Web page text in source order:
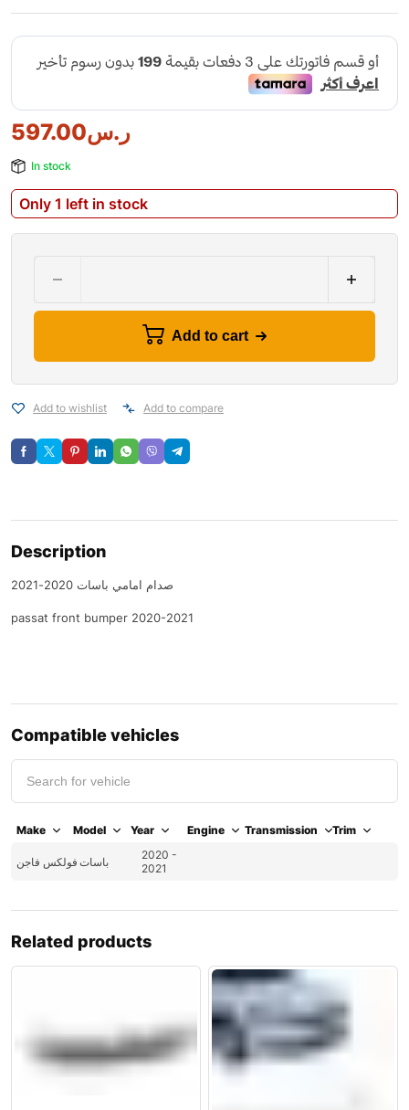
ر.س597.00
In stock
Only 1 left in stock
Add to cart
Add to wishlist Add to compare
Description
صدام امامي باسات 2020-2021
passat front bumper 2020-2021
Compatible vehicles
Make Model Year Engine Transmission Trim
فولكس فاجن باسات
2020 -
2021
Related products